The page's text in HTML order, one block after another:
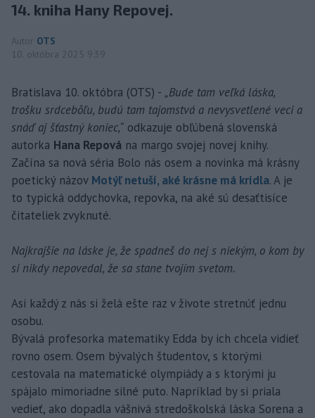
14. kniha Hany Repovej.
Autor OTS
10. októbra 2025 9:39
Bratislava 10. októbra (OTS) - „Bude tam veľká láska,
trošku srdcebôľu, budú tam tajomstvá a nevysvetlené veci a
snáď aj šťastný koniec,“ odkazuje obľúbená slovenská
autorka Hana Repová na margo svojej novej knihy.
Začína sa nová séria Bolo nás osem a novinka má krásny
poetický názov Motýľ netuší, aké krásne má krídla. A je
to typická oddychovka, repovka, na aké sú desaťtisíce
čitateliek zvyknuté.
Najkrajšie na láske je, že spadneš do nej s niekým, o kom by
si nikdy nepovedal, že sa stane tvojím svetom.
Asi každý z nás si želá ešte raz v živote stretnúť jednu
osobu.
Bývalá profesorka matematiky Edda by ich chcela vidieť
rovno osem. Osem bývalých študentov, s ktorými
cestovala na matematické olympiády a s ktorými ju
spájalo mimoriadne silné puto. Napríklad by si priala
vedieť, ako dopadla vášnivá stredoškolská láska Sorena a